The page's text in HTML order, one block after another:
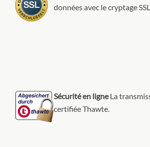
données avec le cryptage
Sécurité en ligneLa
certifiée Thawte.